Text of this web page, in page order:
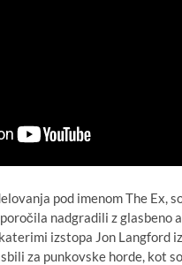
pod imenom The Ex,
nadgradili z glasbeno
izstopa Jon
za punkovske horde, kot